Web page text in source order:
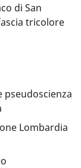
di San
tricolore
pseudoscienza
Lombardia